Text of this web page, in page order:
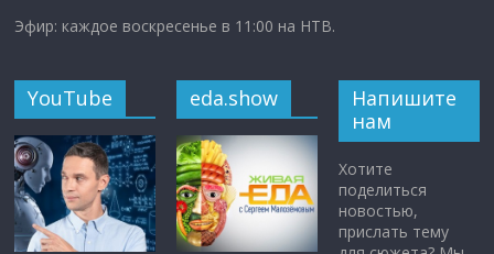
Эфир: каждое воскресенье в 11:00 на НТВ.
YouTube eda.show
Напишите
нам
Хотите
поделиться
новостью,
прислать тему